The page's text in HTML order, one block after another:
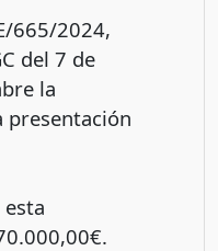
665/2024,
del 7 de
la
presentación